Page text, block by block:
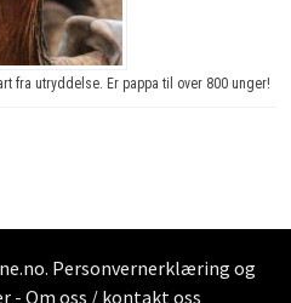
fra utryddelse. Er pappa til over 800 unger!
. Personvernerklæring og
- Om oss / kontakt oss